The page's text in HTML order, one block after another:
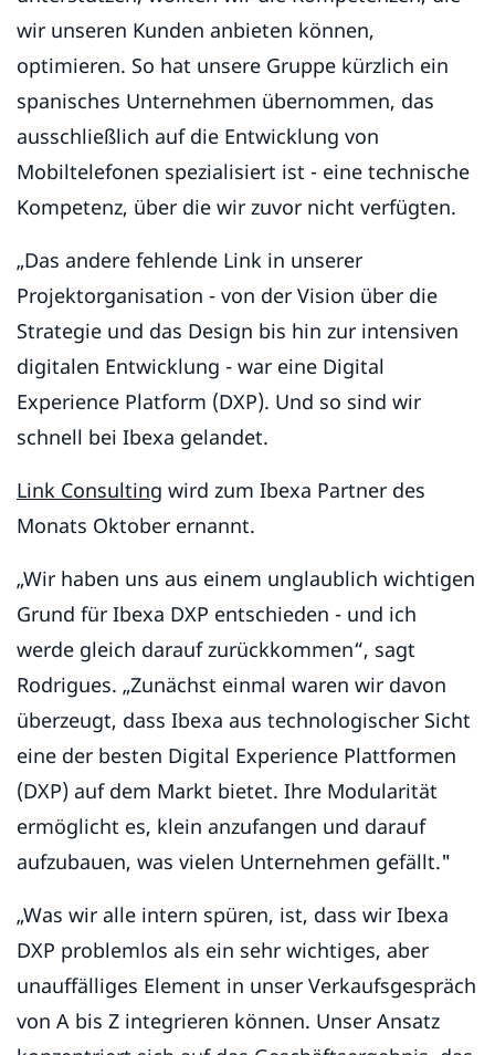
wir unseren Kunden anbieten können,
optimieren. So hat unsere Gruppe kürzlich ein
spanisches Unternehmen übernommen, das
ausschließlich auf die Entwicklung von
Mobiltelefonen spezialisiert ist - eine technische
Kompetenz, über die wir zuvor nicht verfügten.
„Das andere fehlende Link in unserer
Projektorganisation - von der Vision über die
Strategie und das Design bis hin zur intensiven
digitalen Entwicklung - war eine Digital
Experience Platform (DXP). Und so sind wir
schnell bei Ibexa gelandet.
Link Consulting wird zum Ibexa Partner des
Monats Oktober ernannt.
„Wir haben uns aus einem unglaublich wichtigen
Grund für Ibexa DXP entschieden - und ich
werde gleich darauf zurückkommen“, sagt
Rodrigues. „Zunächst einmal waren wir davon
überzeugt, dass Ibexa aus technologischer Sicht
eine der besten Digital Experience Plattformen
(DXP) auf dem Markt bietet. Ihre Modularität
ermöglicht es, klein anzufangen und darauf
aufzubauen, was vielen Unternehmen gefällt."
„Was wir alle intern spüren, ist, dass wir Ibexa
DXP problemlos als ein sehr wichtiges, aber
unauffälliges Element in unser Verkaufsgespräch
von A bis Z integrieren können. Unser Ansatz